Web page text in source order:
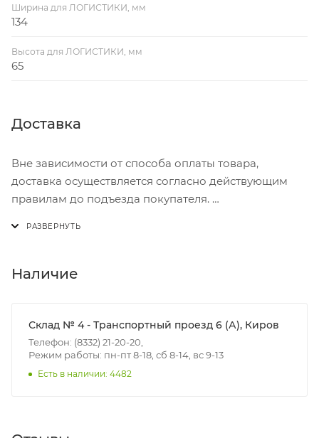
Ширина для ЛОГИСТИКИ, мм
134
Высота для ЛОГИСТИКИ, мм
65
Доставка
Вне зависимости от способа оплаты товара,
доставка осуществляется согласно действующим
правилам до подъезда покупателя.
В субботу с 8:00 до 15:00
- зоны доставки;
- веса и габаритов товаров в заказе;
- количества торговых точек для погрузки товаров.
Наличие
Склад № 4 - Транспортный проезд 6 (А), Киров
Телефон: (8332) 21-20-20,
Режим работы: пн-пт 8-18, сб 8-14, вс 9-13
Есть в наличии: 4482